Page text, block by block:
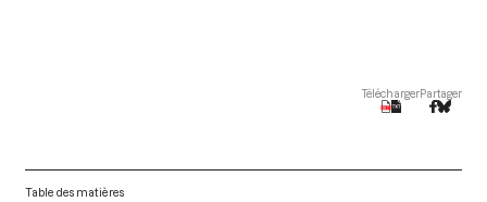
TéléchargerPartager
Table des matières